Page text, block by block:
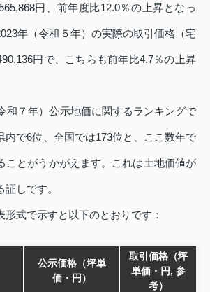
円、前年度比12.0％の上昇となっ
年（令和５年）の実際の取引価格（宅
円で、こちらも前年比4.7％の上昇
和７年）公示地価に関するランキングで
内で6位、全国では173位と、ここ数年で
ことがうかがえます。これは土地価値が
しです。
形式で示すと以下のとおりです：
公示価格（坪単
価・円）
取引価格（坪
単価・円, 参
考）